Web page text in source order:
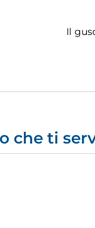
Il
che ti